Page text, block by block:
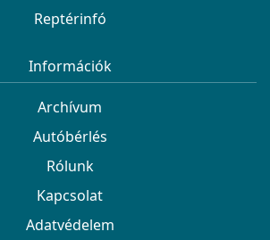
Reptérinfó
Információk
Archívum
Autóbérlés
Rólunk
Kapcsolat
Adatvédelem